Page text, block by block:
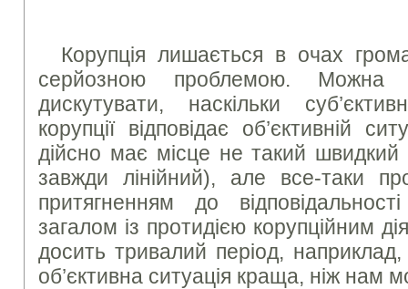
Корупція лишається в очах
серйозною проблемою. Можна
дискутувати, наскільки
корупції відповідає об’єктивній
дійсно має місце не такий
завжди лінійний), але все-таки
притягненням до
загалом із протидією корупційним
досить тривалий період,
об’єктивна ситуація краща, ніж нам